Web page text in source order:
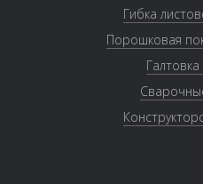
Гибка
Порошковая